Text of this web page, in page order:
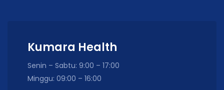
Kumara Health
Senin – Sabtu: 9:00 – 17:00
Minggu: 09:00 – 16:00